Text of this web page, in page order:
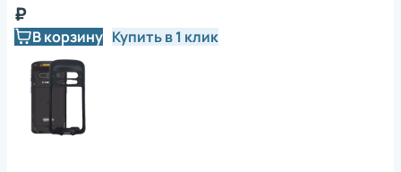
₽
В корзину Купить в 1 клик